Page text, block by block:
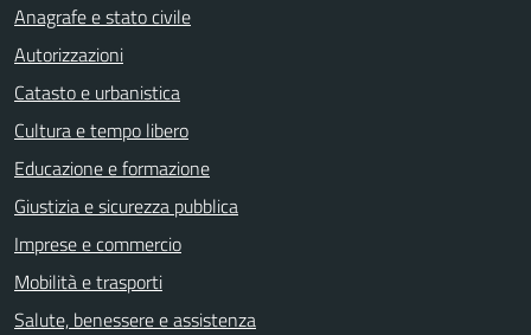
Anagrafe e stato civile
Autorizzazioni
Catasto e urbanistica
Cultura e tempo libero
Educazione e formazione
Giustizia e sicurezza pubblica
Imprese e commercio
Mobilità e trasporti
Salute, benessere e assistenza